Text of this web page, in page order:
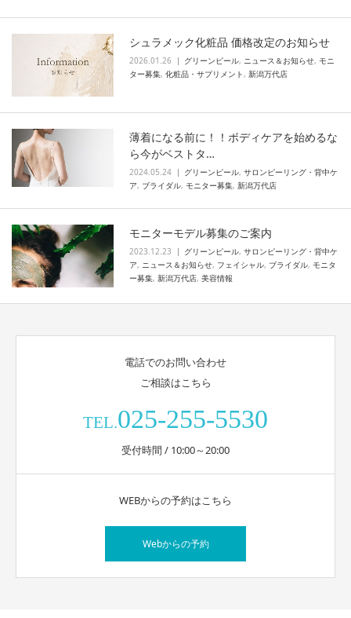
シュラメック化粧品 価格改定のお知らせ
2026.01.26 グリーンピール, ニュース＆お知らせ, モニ
ター募集, 化粧品・サプリメント, 新潟万代店
薄着になる前に！！ボディケアを始めるな
ら今がベストタ…
2024.05.24 グリーンピール, サロンピーリング・背中ケ
ア, ブライダル, モニター募集, 新潟万代店
モニターモデル募集のご案内
2023.12.23 グリーンピール, サロンピーリング・背中ケ
ア, ニュース＆お知らせ, フェイシャル, ブライダル, モニタ
ー募集, 新潟万代店, 美容情報
電話でのお問い合わせ
ご相談はこちら
TEL.025-255-5530
受付時間 / 10:00～20:00
WEBからの予約はこちら
Webからの予約